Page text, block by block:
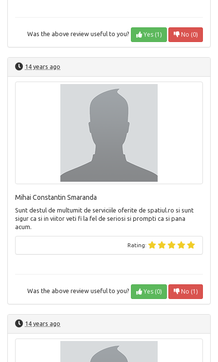
Was the above review useful to you? Yes (1) No (0)
14 years ago
Mihai Constantin Smaranda
Sunt destul de multumit de serviciile oferite de spatiul.ro si sunt
sigur ca si in viitor veti fi la fel de seriosi si prompti ca si pana
acum.
Rating:
Was the above review useful to you? Yes (0) No (1)
14 years ago